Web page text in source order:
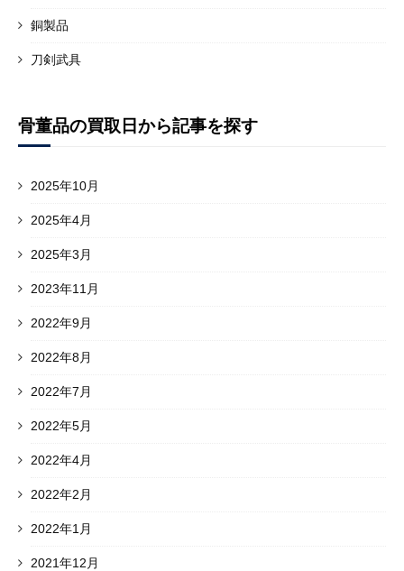
銅製品
刀剣武具
骨董品の買取日から記事を探す
2025年10月
2025年4月
2025年3月
2023年11月
2022年9月
2022年8月
2022年7月
2022年5月
2022年4月
2022年2月
2022年1月
2021年12月